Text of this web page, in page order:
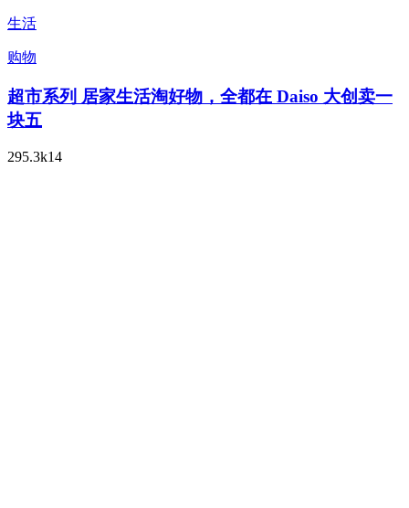
生活
购物
超市系列 居家生活淘好物，全都在 Daiso 大创卖一
块五
295.3k14